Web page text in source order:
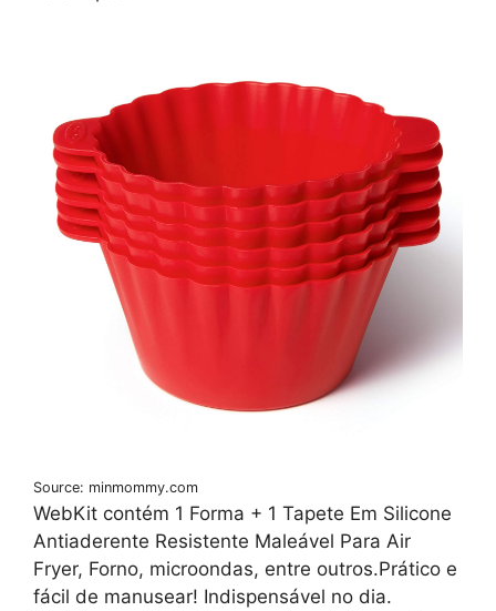
Source: minmommy.com
WebKit contém 1 Forma + 1 Tapete Em Silicone
Antiaderente Resistente Maleável Para Air
Fryer, Forno, microondas, entre outros.Prático e
fácil de manusear! Indispensável no dia.